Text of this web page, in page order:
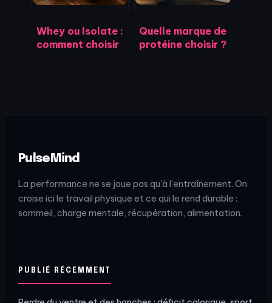
Whey ou Isolate :
comment choisir
Quelle marque de
protéine choisir ?
PulseMind
La performance ne se joue pas qu'à l'entraînement. On
croise ici le travail physique et ce qui le rend durable :
sommeil, charge mentale, récupération, alimentation.
PUBLIÉ RÉCEMMENT